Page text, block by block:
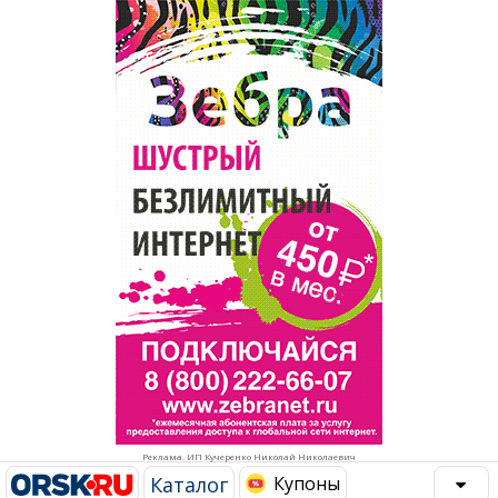
Реклама. ИП Кучеренко Николай Николаевич
Каталог Купоны
Рестораны, кафе, бары
Развлечения и отдых
Спорт Фитнес
Недвижимость
Красота Косметология
Торговля
Бизнес и финансы
Юристы, Экспертиза, Страхование
Ремонт
Социальные организации
Это интересно
Администрация
Популярное →